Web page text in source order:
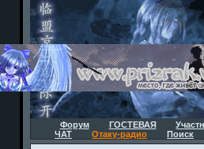
Форум ГОСТЕВАЯ
ЧАТ
Отаку-радио Поиск